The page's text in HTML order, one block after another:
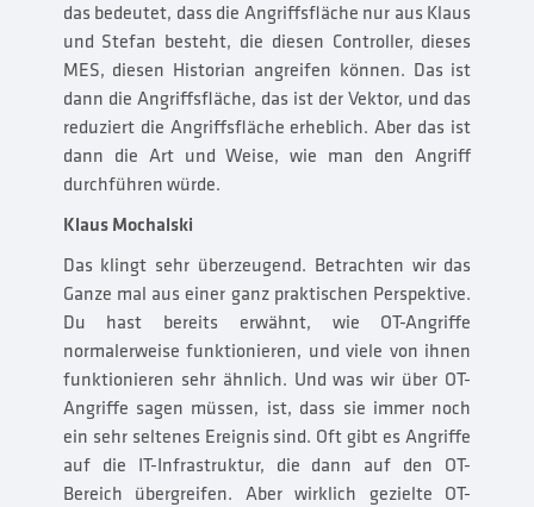
das bedeutet, dass die Angriffsfläche nur aus Klaus
und Stefan besteht, die diesen Controller, dieses
MES, diesen Historian angreifen können. Das ist
dann die Angriffsfläche, das ist der Vektor, und das
reduziert die Angriffsfläche erheblich. Aber das ist
dann die Art und Weise, wie man den Angriff
durchführen würde.
Klaus Mochalski
Das klingt sehr überzeugend. Betrachten wir das
Ganze mal aus einer ganz praktischen Perspektive.
Du hast bereits erwähnt, wie OT-Angriffe
normalerweise funktionieren, und viele von ihnen
funktionieren sehr ähnlich. Und was wir über OT-
Angriffe sagen müssen, ist, dass sie immer noch
ein sehr seltenes Ereignis sind. Oft gibt es Angriffe
auf die IT-Infrastruktur, die dann auf den OT-
Bereich übergreifen. Aber wirklich gezielte OT-